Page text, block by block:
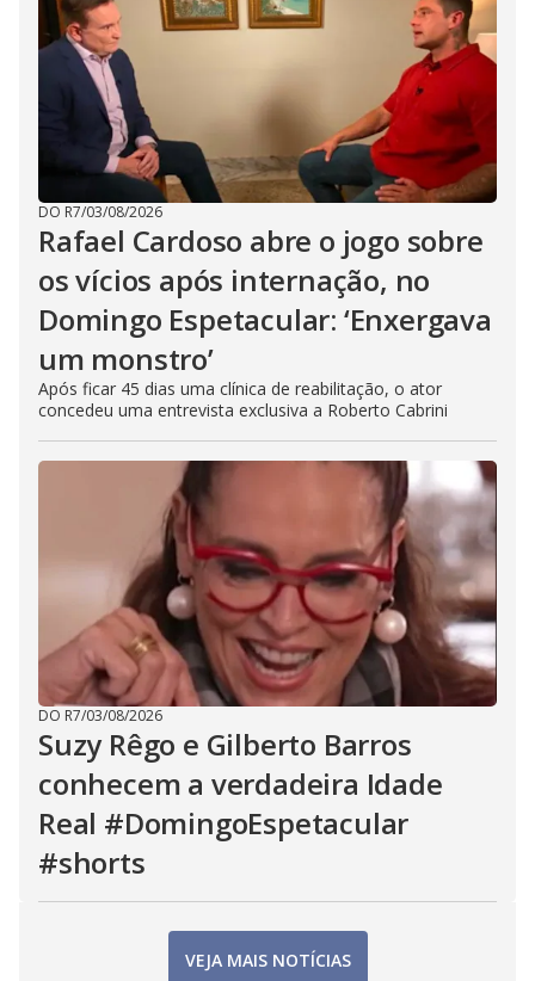
DO R7/03/08/2026
Rafael Cardoso abre o jogo sobre
os vícios após internação, no
Domingo Espetacular: ‘Enxergava
um monstro’
Após ficar 45 dias uma clínica de reabilitação, o ator
concedeu uma entrevista exclusiva a Roberto Cabrini
DO R7/03/08/2026
Suzy Rêgo e Gilberto Barros
conhecem a verdadeira Idade
Real #DomingoEspetacular
#shorts
VEJA MAIS NOTÍCIAS